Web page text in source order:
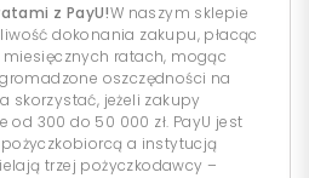
z PayU!W naszym sklepie
dokonania zakupu, płacąc
ratach, mogąc
oszczędności na
skorzystać, jeżeli zakupy
od 300 do 50 000 zł. PayU jest
a instytucją
trzej pożyczkodawcy –